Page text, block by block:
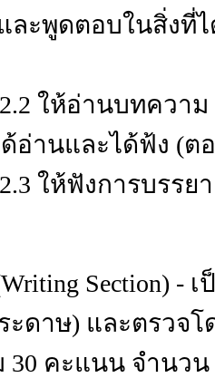
ละพูดตอบในสิ่งที่
นบทความ แล้ว
อ่านและได้ฟ้ง (ต
การบรรยาย
Writing Section) -
ะดาษ) และตรวจโ
คะแนน จำนวน